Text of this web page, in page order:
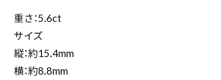
重さ：5.6ct
サイズ
縦：約15.4mm
横：約8.8mm